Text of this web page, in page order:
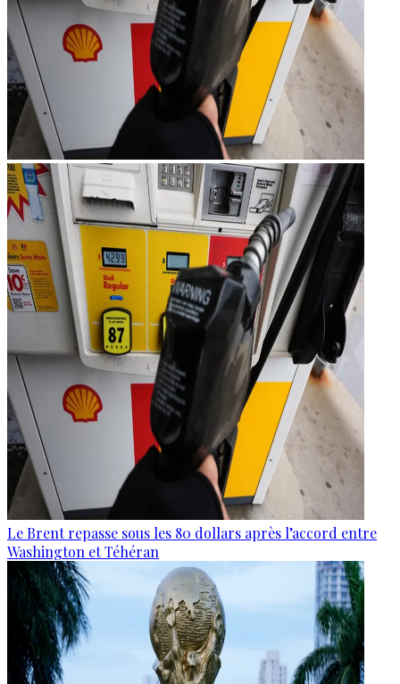
Le Brent repasse sous les 80 dollars après l’accord entre
Washington et Téhéran